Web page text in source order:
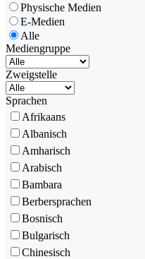
Physische Medien
E-Medien
Alle
Mediengruppe
Zweigstelle
Sprachen
Afrikaans
Albanisch
Amharisch
Arabisch
Bambara
Berbersprachen
Bosnisch
Bulgarisch
Chinesisch